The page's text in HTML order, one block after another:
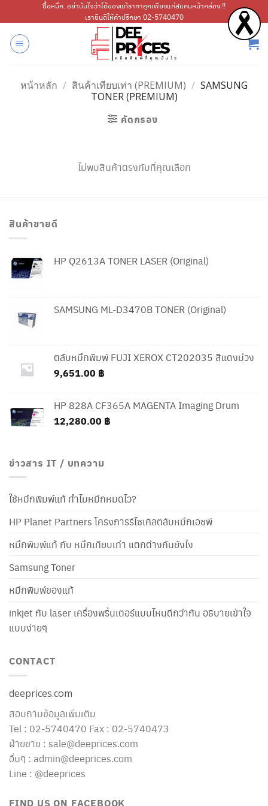
ไป
เนื้อหา
ซื้อหมึก..อย่ามั่นใจว่าได้ของแท้ราคาถูกเพียงแค่สแกนหน้ากล่อง !!
เรายินดีให้คำปรึกษา 02-5740470
หน้าหลัก / สินค้าเทียบเท่า (PREMIUM) / SAMSUNG
TONER (PREMIUM)
คัดกรอง
ไม่พบสินค้าตรงกับที่คุณเลือก
สินค้าขายดี
HP Q2613A TONER LASER (Original)
SAMSUNG ML-D3470B TONER (Original)
ตลับหมึกพิมพ์ FUJI XEROX CT202035 สีแดงม่วง
9,651.00 ฿
HP 828A CF365A MAGENTA Imaging Drum
12,280.00 ฿
ข่าวสาร IT / บทความ
ใช้หมึกพิมพ์แท้ ทำไมหมึกหมดไว?
HP Planet Partners โครงการรีไซเคิลตลับหมึกเอชพี
หมึกพิมพ์แท้ กับ หมึกเทียบเท่า แตกต่างกันยังไง
Samsung Toner
หมึกพิมพ์ของแท้
inkjet กับ laser เครื่องพริ้นเตอร์แบบไหนดีกว่ากัน อธิบายเข้าใจ
แบบง่ายๆ
CONTACT
deeprices.com
สอบถามข้อมูลเพิ่มเติม
Tel : 02-5740470 Fax : 02-5740473
ฝ่ายขาย : sale@deeprices.com
อื่นๆ : admin@deeprices.com
Line : @deeprices
FIND US ON FACEBOOK